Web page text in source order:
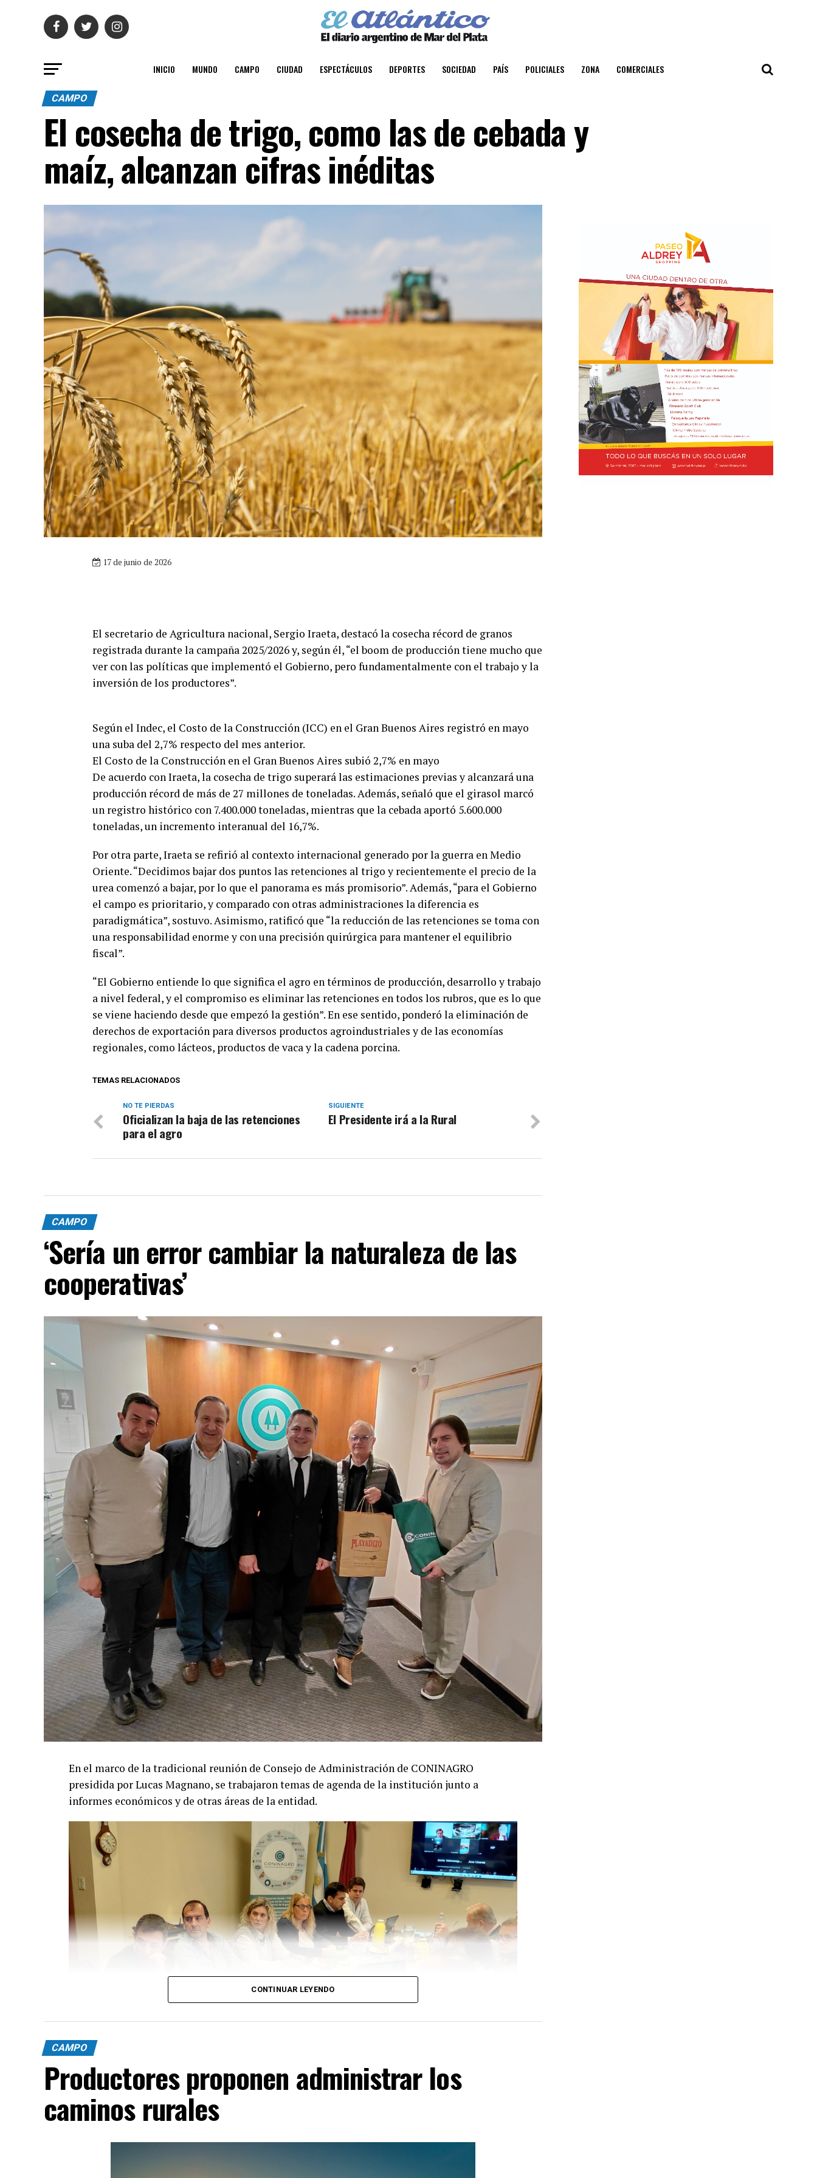
INICIO MUNDO CAMPO CIUDAD ESPECTÁCULOS DEPORTES SOCIEDAD PAÍS POLICIALES ZONA COMERCIALES
CAMPO
El cosecha de trigo, como las de cebada y
maíz, alcanzan cifras inéditas
17 de junio de 2026
El secretario de Agricultura nacional, Sergio Iraeta, destacó la cosecha récord de granos
registrada durante la campaña 2025/2026 y, según él, “el boom de producción tiene mucho que
ver con las políticas que implementó el Gobierno, pero fundamentalmente con el trabajo y la
inversión de los productores”.
Según el Indec, el Costo de la Construcción (ICC) en el Gran Buenos Aires registró en mayo
una suba del 2,7% respecto del mes anterior.
El Costo de la Construcción en el Gran Buenos Aires subió 2,7% en mayo
De acuerdo con Iraeta, la cosecha de trigo superará las estimaciones previas y alcanzará una
producción récord de más de 27 millones de toneladas. Además, señaló que el girasol marcó
un registro histórico con 7.400.000 toneladas, mientras que la cebada aportó 5.600.000
toneladas, un incremento interanual del 16,7%.
Por otra parte, Iraeta se refirió al contexto internacional generado por la guerra en Medio
Oriente. “Decidimos bajar dos puntos las retenciones al trigo y recientemente el precio de la
urea comenzó a bajar, por lo que el panorama es más promisorio”. Además, “para el Gobierno
el campo es prioritario, y comparado con otras administraciones la diferencia es
paradigmática”, sostuvo. Asimismo, ratificó que “la reducción de las retenciones se toma con
una responsabilidad enorme y con una precisión quirúrgica para mantener el equilibrio
fiscal”.
“El Gobierno entiende lo que significa el agro en términos de producción, desarrollo y trabajo
a nivel federal, y el compromiso es eliminar las retenciones en todos los rubros, que es lo que
se viene haciendo desde que empezó la gestión”. En ese sentido, ponderó la eliminación de
derechos de exportación para diversos productos agroindustriales y de las economías
regionales, como lácteos, productos de vaca y la cadena porcina.
TEMAS RELACIONADOS
SIGUIENTE
El Presidente irá a la Rural
NO TE PIERDAS
Oficializan la baja de las retenciones
para el agro
CAMPO
‘Sería un error cambiar la naturaleza de las
cooperativas’
En el marco de la tradicional reunión de Consejo de Administración de CONINAGRO
presidida por Lucas Magnano, se trabajaron temas de agenda de la institución junto a
informes económicos y de otras áreas de la entidad.
CONTINUAR LEYENDO
CAMPO
Productores proponen administrar los
caminos rurales